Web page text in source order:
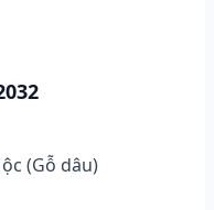
(Gỗ dâu)